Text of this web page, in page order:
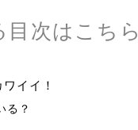
次はこちら
イイ！
る？